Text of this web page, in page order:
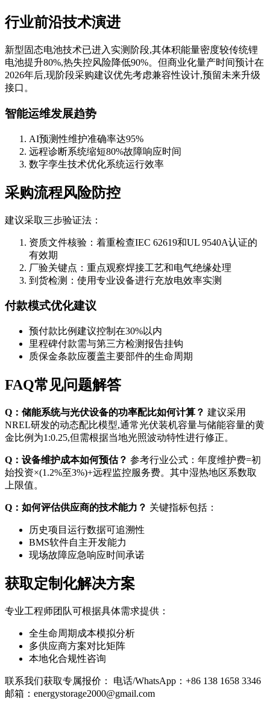
行业前沿技术演进
新型固态电池技术已进入实测阶段,其体积能量密度较传统锂
电池提升80%,热失控风险降低90%。但商业化量产时间预计在
2026年后,现阶段采购建议优先考虑兼容性设计,预留未来升级
接口。
智能运维发展趋势
AI预测性维护准确率达95%
远程诊断系统缩短80%故障响应时间
数字孪生技术优化系统运行效率
采购流程风险防控
建议采取三步验证法：
资质文件核验：着重检查IEC 62619和UL 9540A认证的
有效期
厂验关键点：重点观察焊接工艺和电气绝缘处理
到货检测：使用专业设备进行充放电效率实测
付款模式优化建议
预付款比例建议控制在30%以内
里程碑付款需与第三方检测报告挂钩
质保金条款应覆盖主要部件的生命周期
FAQ常见问题解答
Q：储能系统与光伏设备的功率配比如何计算？ 建议采用
NREL研发的动态配比模型,通常光伏装机容量与储能容量的黄
金比例为1:0.25,但需根据当地光照波动特性进行修正。
Q：设备维护成本如何预估？ 参考行业公式：年度维护费=初
始投资×(1.2%至3%)+远程监控服务费。其中湿热地区系数取
上限值。
Q：如何评估供应商的技术能力？ 关键指标包括：
历史项目运行数据可追溯性
BMS软件自主开发能力
现场故障应急响应时间承诺
获取定制化解决方案
专业工程师团队可根据具体需求提供：
全生命周期成本模拟分析
多供应商方案对比矩阵
本地化合规性咨询
联系我们获取专属报价： 电话/WhatsApp：+86 138 1658 3346
邮箱： energystorage2000@gmail.com